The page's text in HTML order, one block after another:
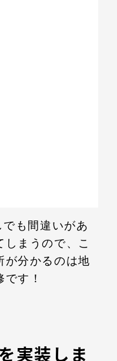
も間違いがあ
しまうので、こ
が分かるのは地
す！
実装しま